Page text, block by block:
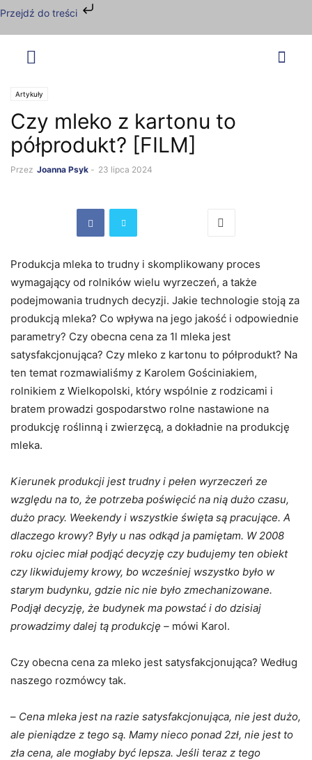
Przejdź do treści
Artykuły
Czy mleko z kartonu to
półprodukt? [FILM]
Przez Joanna Psyk - 23 lipca 2024
Produkcja mleka to trudny i skomplikowany proces
wymagający od rolników wielu wyrzeczeń, a także
podejmowania trudnych decyzji. Jakie technologie stoją za
produkcją mleka? Co wpływa na jego jakość i odpowiednie
parametry? Czy obecna cena za 1l mleka jest
satysfakcjonująca? Czy mleko z kartonu to półprodukt? Na
ten temat rozmawialiśmy z Karolem Gościniakiem,
rolnikiem z Wielkopolski, który wspólnie z rodzicami i
bratem prowadzi gospodarstwo rolne nastawione na
produkcję roślinną i zwierzęcą, a dokładnie na produkcję
mleka.
Kierunek produkcji jest trudny i pełen wyrzeczeń ze
względu na to, że potrzeba poświęcić na nią dużo czasu,
dużo pracy. Weekendy i wszystkie święta są pracujące. A
dlaczego krowy? Były u nas odkąd ja pamiętam. W 2008
roku ojciec miał podjąć decyzję czy budujemy ten obiekt
czy likwidujemy krowy, bo wcześniej wszystko było w
starym budynku, gdzie nic nie było zmechanizowane.
Podjął decyzję, że budynek ma powstać i do dzisiaj
prowadzimy dalej tą produkcję – mówi Karol.
Czy obecna cena za mleko jest satysfakcjonująca? Według
naszego rozmówcy tak.
– Cena mleka jest na razie satysfakcjonująca, nie jest dużo,
ale pieniądze z tego są. Mamy nieco ponad 2zł, nie jest to
zła cena, ale mogłaby być lepsza. Jeśli teraz z tego